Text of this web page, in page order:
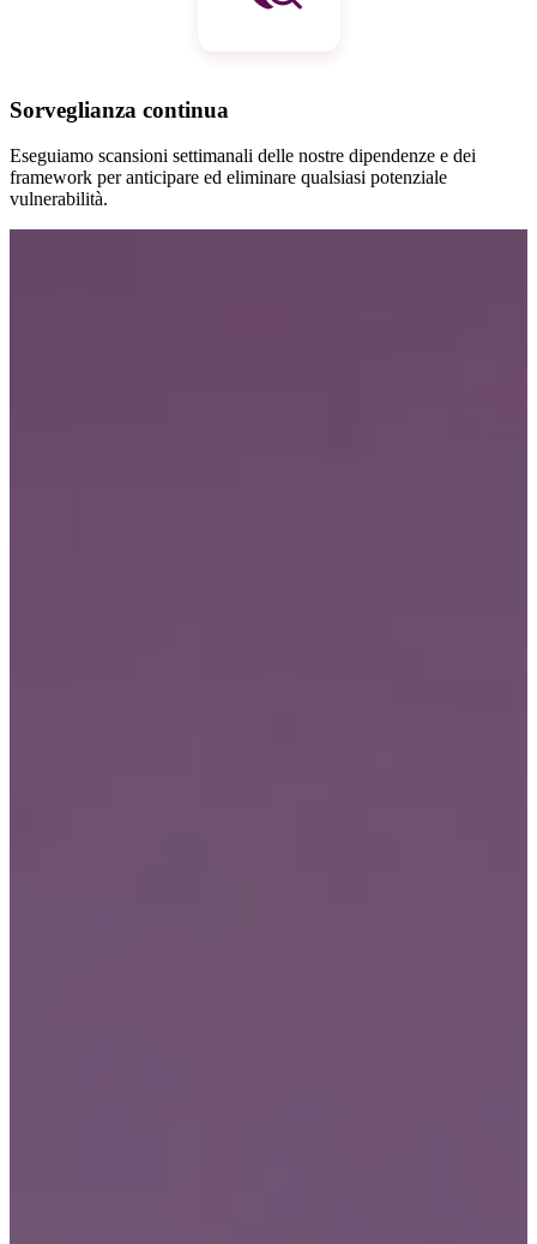
Sorveglianza continua
Eseguiamo scansioni settimanali delle nostre dipendenze e dei
framework per anticipare ed eliminare qualsiasi potenziale
vulnerabilità.